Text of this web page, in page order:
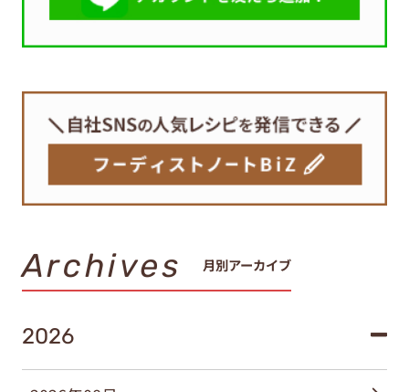
Archives 月別アーカイブ
2026